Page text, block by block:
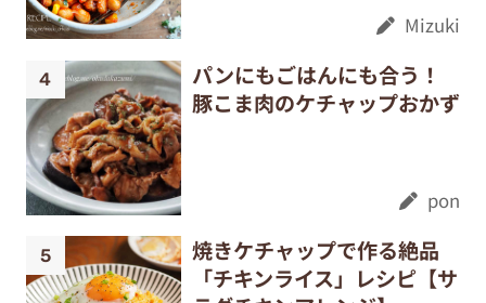
Mizuki
パンにもごはんにも合う！
豚こま肉のケチャップおかず
pon
焼きケチャップで作る絶品
「チキンライス」レシピ【サ